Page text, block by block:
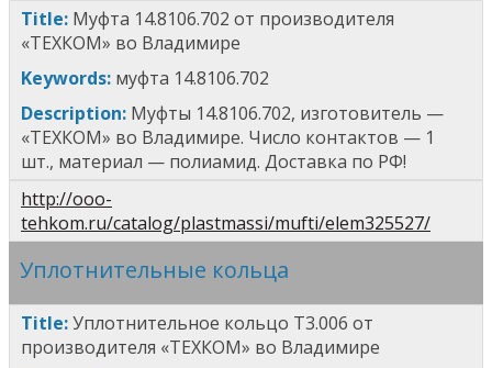
Title: Муфта 14.8106.702 от производителя
«ТЕХКОМ» во Владимире
Keywords: муфта 14.8106.702
Description: Муфты 14.8106.702, изготовитель —
«ТЕХКОМ» во Владимире. Число контактов — 1
шт., материал — полиамид. Доставка по РФ!
http://ooo-
tehkom.ru/catalog/plastmassi/mufti/elem325527/
Уплотнительные кольца
Title:Уплотнительное кольцо Т3.006 от
производителя «ТЕХКОМ» во Владимире